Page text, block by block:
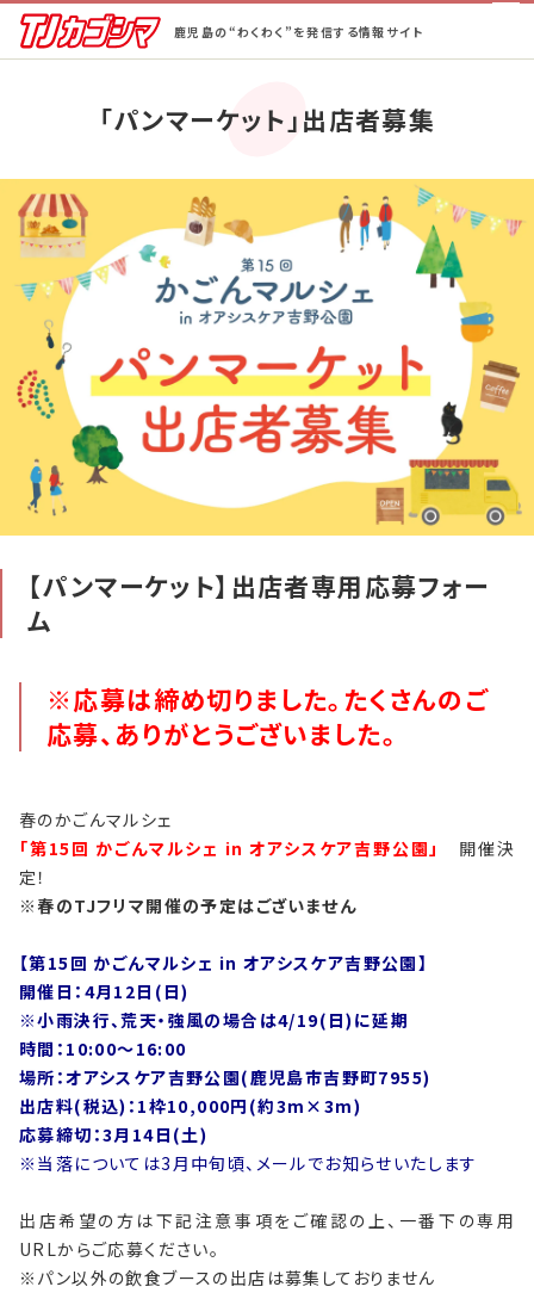
鹿児島の“わくわく”を発信する情報サイト
ピックアップ
BeCAL鹿児島
TJ半額ゴルフ
TJ半額の宿
蒲生郷タイムズ
自社刊行物
お問い合わせ
特定商取引法に基づく表記
「パンマーケット」出店者募集
【パンマーケット】出店者専用応募フォー
ム
※応募は締め切りました。たくさんのご
応募、ありがとうございました。
春のかごんマルシェ
「第15回 かごんマルシェ in オアシスケア吉野公園」 開催決
定！
※春のTJフリマ開催の予定はございません
【第15回 かごんマルシェ in オアシスケア吉野公園】
開催日：4月12日(日)
※小雨決行、荒天・強風の場合は4/19(日)に延期
時間：10:00〜16:00
場所：オアシスケア吉野公園(鹿児島市吉野町7955)
出店料(税込)：1枠10,000円(約3m×3m)
応募締切：3月14日(土)
※当落については3月中旬頃、メールでお知らせいたします
出店希望の方は下記注意事項をご確認の上、一番下の専用
URLからご応募ください。
※パン以外の飲食ブースの出店は募集しておりません